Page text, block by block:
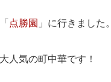
点勝園 」に行きました。
人気の町中華です！